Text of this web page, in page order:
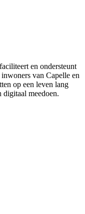
en ondersteunt
van Capelle en
op een leven lang
digitaal meedoen.